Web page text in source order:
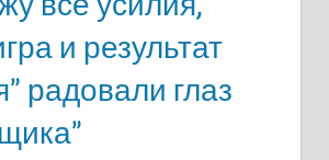
и результат
радовали глаз